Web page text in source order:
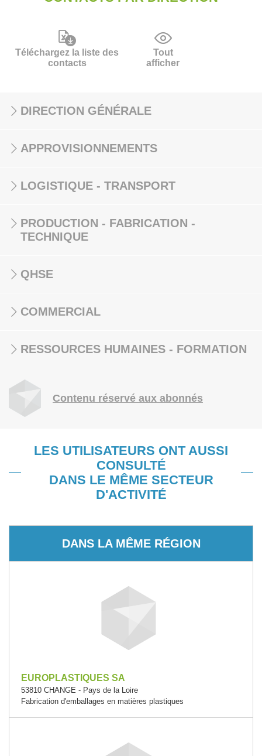
Téléchargez la liste des
contacts
Tout
afficher
DIRECTION GÉNÉRALE
APPROVISIONNEMENTS
LOGISTIQUE - TRANSPORT
PRODUCTION - FABRICATION -
TECHNIQUE
QHSE
COMMERCIAL
RESSOURCES HUMAINES - FORMATION
Contenu réservé aux abonnés
LES UTILISATEURS ONT AUSSI
CONSULTÉ
DANS LE MÊME SECTEUR
D'ACTIVITÉ
DANS LA MÊME RÉGION
EUROPLASTIQUES SA
53810 CHANGE - Pays de la Loire
Fabrication d'emballages en matières plastiques